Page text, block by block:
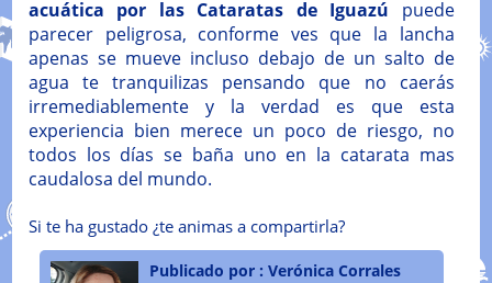
acuática por las Cataratas de Iguazú puede
parecer peligrosa, conforme ves que la lancha
apenas se mueve incluso debajo de un salto de
agua te tranquilizas pensando que no caerás
irremediablemente y la verdad es que esta
experiencia bien merece un poco de riesgo, no
todos los días se baña uno en la catarata mas
caudalosa del mundo.
Si te ha gustado ¿te animas a compartirla?
Publicado por : Verónica Corrales